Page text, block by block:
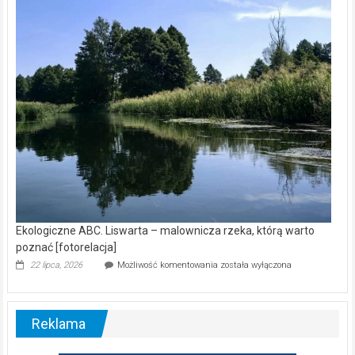
kamerą
wśród
Ekologiczne ABC. Liswarta – malownicza rzeka, którą warto
poznać [fotorelacja]
22 lipca, 2026 Możliwość komentowania Ekologiczne
–
warto
została wyłączona
Reklama